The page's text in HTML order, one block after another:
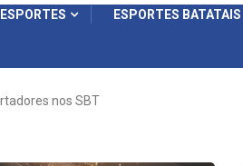
ESPORTES ESPORTES BATATAIS
nos SBT